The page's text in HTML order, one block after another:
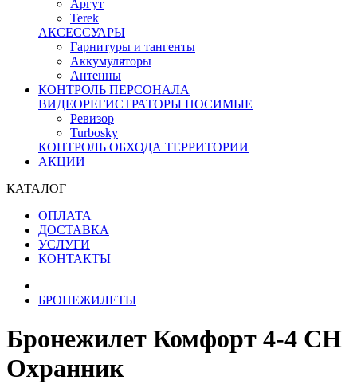
Аргут
Terek
АКСЕССУАРЫ
Гарнитуры и тангенты
Аккумуляторы
Антенны
КОНТРОЛЬ ПЕРСОНАЛА
ВИДЕОРЕГИСТРАТОРЫ НОСИМЫЕ
Ревизор
Turbosky
КОНТРОЛЬ ОБХОДА ТЕРРИТОРИИ
АКЦИИ
КАТАЛОГ
ОПЛАТА
ДОСТАВКА
УСЛУГИ
КОНТАКТЫ
БРОНЕЖИЛЕТЫ
Бронежилет Комфорт 4-4 СН
Охранник